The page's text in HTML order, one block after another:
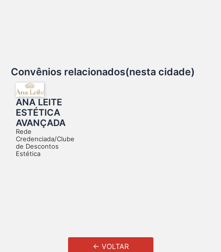
Convênios relacionados(nesta cidade)
ANA LEITE
ESTÉTICA
AVANÇADA
Rede
Credenciada/Clube
de Descontos
Estética
← VOLTAR